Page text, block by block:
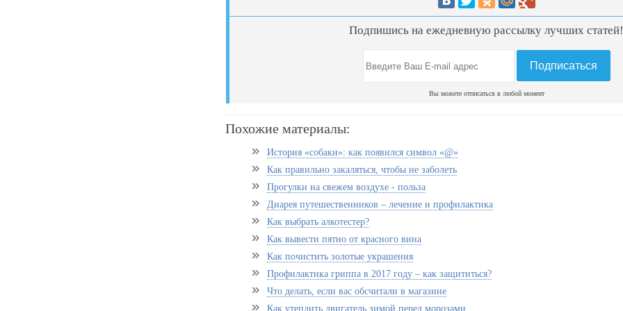
Подпишись на ежедневную рассылку лучших
Вы можете отписаться в любой момент
Похожие материалы:
История «собаки»: как появился символ «@»
Как правильно закаляться, чтобы не заболеть
Прогулки на свежем воздухе - польза
Диарея путешественников – лечение и профилактика
Как выбрать алкотестер?
Как вывести пятно от красного вина
Как почистить золотые украшения
Профилактика гриппа в 2017 году – как защититься?
Что делать, если вас обсчитали в магазине
Как утеплить двигатель зимой перед морозами